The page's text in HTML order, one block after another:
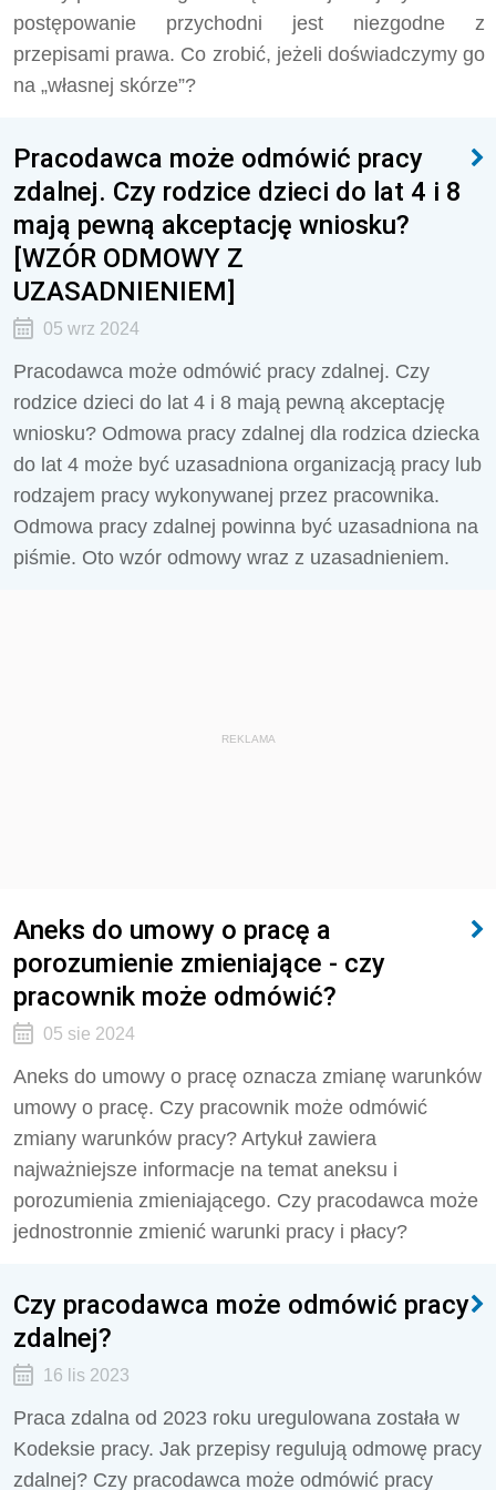
postępowanie przychodni jest niezgodne z
przepisami prawa. Co zrobić, jeżeli doświadczymy go
na „własnej skórze”?
Pracodawca może odmówić pracy
zdalnej. Czy rodzice dzieci do lat 4 i 8
mają pewną akceptację wniosku?
[WZÓR ODMOWY Z
UZASADNIENIEM]
05 wrz 2024
Pracodawca może odmówić pracy zdalnej. Czy
rodzice dzieci do lat 4 i 8 mają pewną akceptację
wniosku? Odmowa pracy zdalnej dla rodzica dziecka
do lat 4 może być uzasadniona organizacją pracy lub
rodzajem pracy wykonywanej przez pracownika.
Odmowa pracy zdalnej powinna być uzasadniona na
piśmie. Oto wzór odmowy wraz z uzasadnieniem.
REKLAMA
Aneks do umowy o pracę a
porozumienie zmieniające - czy
pracownik może odmówić?
05 sie 2024
Aneks do umowy o pracę oznacza zmianę warunków
umowy o pracę. Czy pracownik może odmówić
zmiany warunków pracy? Artykuł zawiera
najważniejsze informacje na temat aneksu i
porozumienia zmieniającego. Czy pracodawca może
jednostronnie zmienić warunki pracy i płacy?
Czy pracodawca może odmówić pracy
zdalnej?
16 lis 2023
Praca zdalna od 2023 roku uregulowana została w
Kodeksie pracy. Jak przepisy regulują odmowę pracy
zdalnej? Czy pracodawca może odmówić pracy